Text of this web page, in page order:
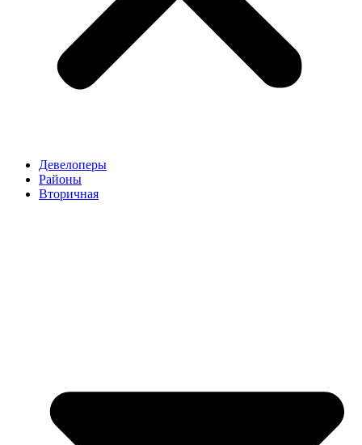
Девелоперы
Районы
Вторичная